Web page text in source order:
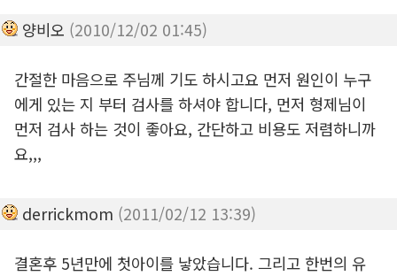
양비오 (2010/12/02 01:45)
간절한 마음으로 주님께 기도 하시고요 먼저 원인이 누구
에게 있는 지 부터 검사를 하셔야 합니다, 먼저 형제님이
먼저 검사 하는 것이 좋아요, 간단하고 비용도 저렴하니까
요,,,
derrickmom (2011/02/12 13:39)
결혼후 5년만에 첫아이를 낳았습니다. 그리고 한번의 유